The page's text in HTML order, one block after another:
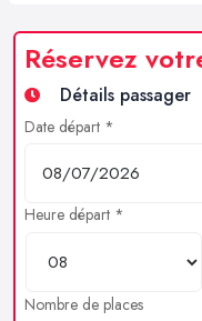
Réservez
Détails passager
Date départ *
Heure départ *
Nombre de places